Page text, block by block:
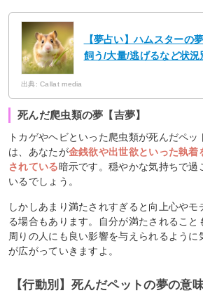
【夢占い】ハムスターの
飼う/大量/逃げるなど状況
出典: Callat media
死んだ爬虫類の夢【吉夢】
トカゲやヘビといった爬虫類が死んだペ
は、あなたが金銭欲や出世欲といった執着
されている暗示です。穏やかな気持ちで過
いるでしょう。
しかしあまり満たされすぎると向上心やモ
る場合もあります。自分が満たされること
周りの人にも良い影響を与えられるように
が広がっていきますよ。
【行動別】死んだペットの夢の意